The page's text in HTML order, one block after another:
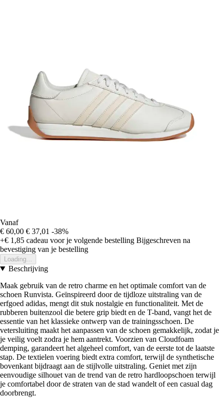
Vanaf
€ 60,00 € 37,01 -38%
+€ 1,85 cadeau voor je volgende bestelling Bijgeschreven na
bevestiging van je bestelling
Loading...
Beschrijving
Maak gebruik van de retro charme en het optimale comfort van de
schoen Runvista. Geïnspireerd door de tijdloze uitstraling van de
erfgoed adidas, mengt dit stuk nostalgie en functionaliteit. Met de
rubberen buitenzool die betere grip biedt en de T-band, vangt het de
essentie van het klassieke ontwerp van de trainingsschoen. De
vetersluiting maakt het aanpassen van de schoen gemakkelijk, zodat je
je veilig voelt zodra je hem aantrekt. Voorzien van Cloudfoam
demping, garandeert het algeheel comfort, van de eerste tot de laatste
stap. De textielen voering biedt extra comfort, terwijl de synthetische
bovenkant bijdraagt aan de stijlvolle uitstraling. Geniet met zijn
eenvoudige silhouet van de trend van de retro hardloopschoen terwijl
je comfortabel door de straten van de stad wandelt of een casual dag
doorbrengt.